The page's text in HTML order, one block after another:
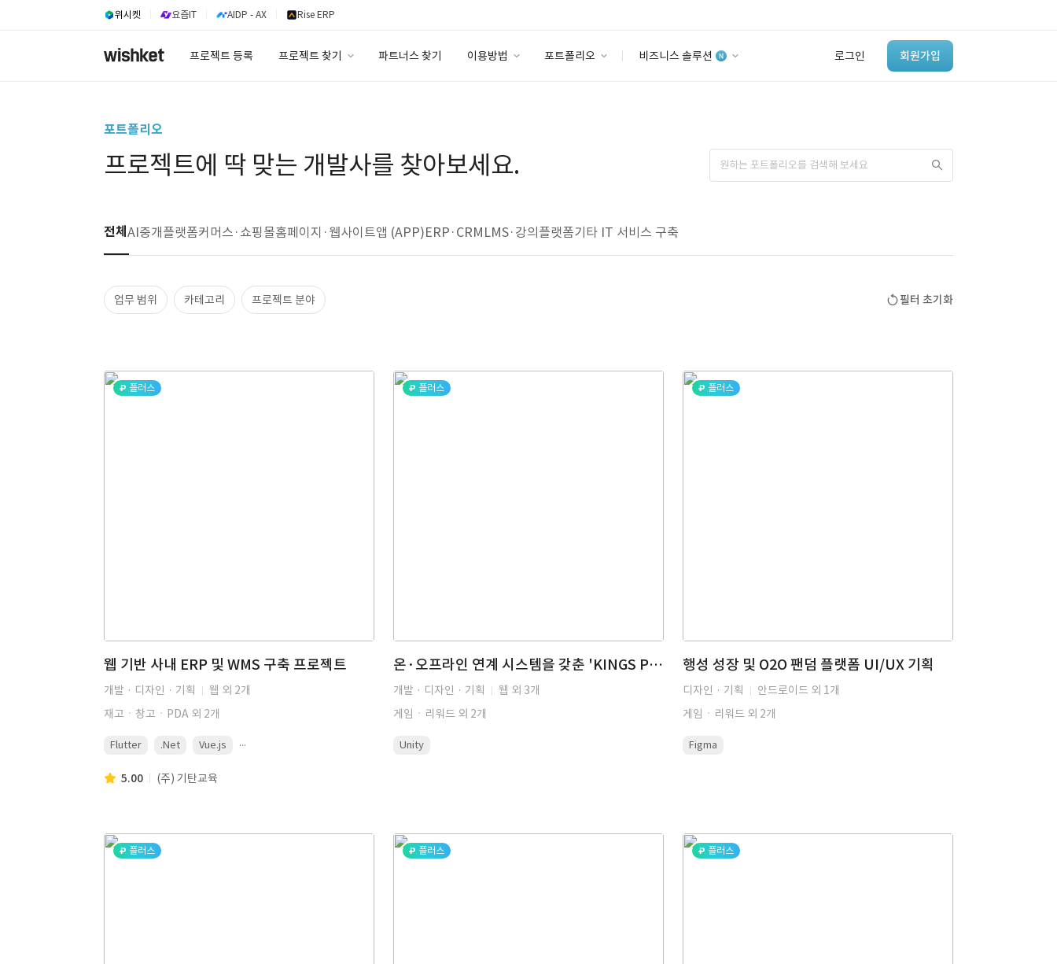
위시켓 요즘IT AIDP - AX Rise ERP
프로젝트 등록 프로젝트 찾기 파트너스 찾기 이용방법 포트폴리오 비즈니스 솔루션 로그인 회원가입
고객센터
개발 회사 있어?
포트폴리오
프로젝트에 딱 맞는 개발사를 찾아보세요.
전체 AI중개플랫폼커머스·쇼핑몰홈페이지·웹사이트앱 (APP)ERP·CRM LMS·강의플랫폼기타 IT 서비스 구축
업무 범위 카테고리 프로젝트 분야 필터 초기화
플러스
웹 기반 사내 ERP 및 WMS 구축 프로젝트
개발 · 디자인 · 기획
웹 외 2개
재고ㆍ창고ㆍPDA 외 2개
Flutter .Net Vue.js ...
5.00 (주) 기탄교육
플러스
온·오프라인 연계 시스템을 갖춘 'KINGS POKER' 게임 개발
개발 · 디자인 · 기획
웹 외 3개
게임ㆍ리워드 외 2개
Unity
플러스
행성 성장 및 O2O 팬덤 플랫폼 UI/UX 기획
디자인 · 기획
안드로이드 외 1개
게임ㆍ리워드 외 2개
Figma
플러스 플러스 플러스